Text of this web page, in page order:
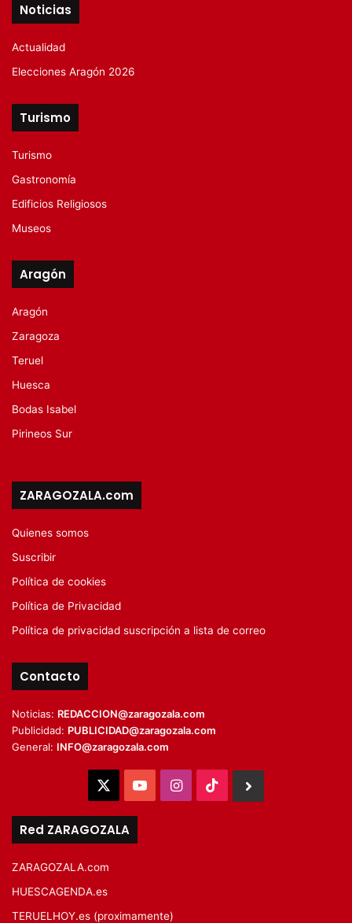
Noticias
Actualidad
Elecciones Aragón 2026
Turismo
Turismo
Gastronomía
Edificios Religiosos
Museos
Aragón
Aragón
Zaragoza
Teruel
Huesca
Bodas Isabel
Pirineos Sur
ZARAGOZALA.com
Quienes somos
Suscribir
Política de cookies
Política de Privacidad
Política de privacidad suscripción a lista de correo
Contacto
Noticias: REDACCION@zaragozala.com
Publicidad: PUBLICIDAD@zaragozala.com
General: INFO@zaragozala.com
YouTubeInstagram
TikTok
Red ZARAGOZALA
ZARAGOZALA.com
HUESCAGENDA.es
TERUELHOY.es (proximamente)